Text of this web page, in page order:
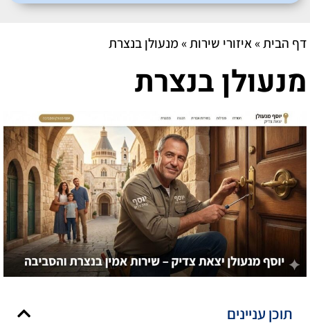
דף הבית»איזורי שירות» מנעולן בנצרת
מנעולן בנצרת
תוכן עניינים